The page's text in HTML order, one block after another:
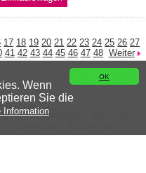
OK
Wenn
Sie die
Information
17 18 19 20 21 22 23 24 25 26 27
41 42 43 44 45 46 47 48 Weiter
|Datenschutz